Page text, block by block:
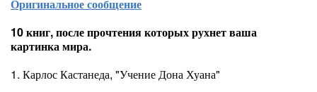
Оригинальное сообщение
10 книг, после прочтения которых рухнет ваша
картинка мира.
1. Карлос Кастанеда, "Учение Дона Хуана"